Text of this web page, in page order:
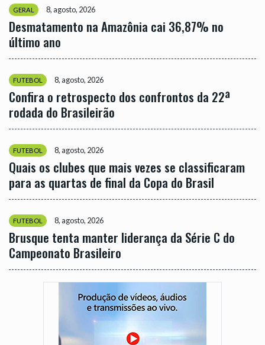
GERAL 8, agosto, 2026
Desmatamento na Amazônia cai 36,87% no
último ano
FUTEBOL 8, agosto, 2026
Confira o retrospecto dos confrontos da 22ª
rodada do Brasileirão
FUTEBOL 8, agosto, 2026
Quais os clubes que mais vezes se classificaram
para as quartas de final da Copa do Brasil
FUTEBOL 8, agosto, 2026
Brusque tenta manter liderança da Série C do
Campeonato Brasileiro